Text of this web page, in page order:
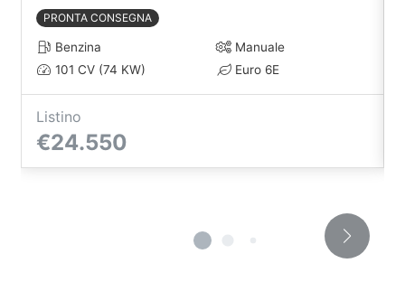
PRONTA CONSEGNA
Benzina
Manuale
101 CV (74 KW)
Euro 6E
Listino
€24.550